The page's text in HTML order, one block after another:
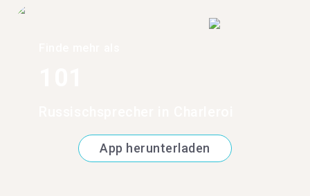
App herunterladen